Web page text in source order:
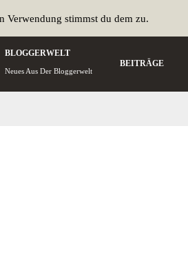
BLOGGERWELT
Neues Aus Der Bloggerwelt
BEITRÄGE
Verwendung stimmst du dem zu.